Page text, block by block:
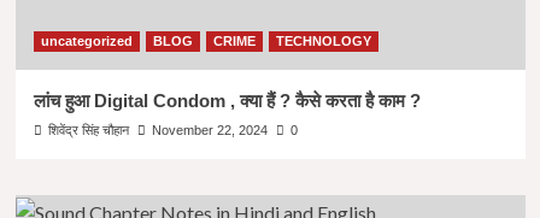
uncategorized BLOG CRIME TECHNOLOGY
लांच हुआ Digital Condom , क्या हैं ? कैसे करता है काम ?
शिवेंद्र सिंह चौहान November 22, 2024 0